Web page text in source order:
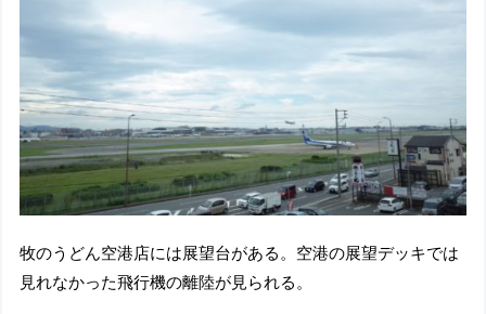
牧のうどん空港店には展望台がある。空港の展望デッキでは
見れなかった飛行機の離陸が見られる。